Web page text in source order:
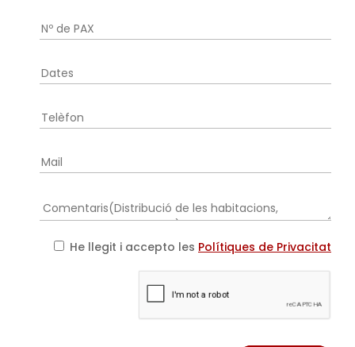
He llegit i accepto les Polítiques de Privacitat